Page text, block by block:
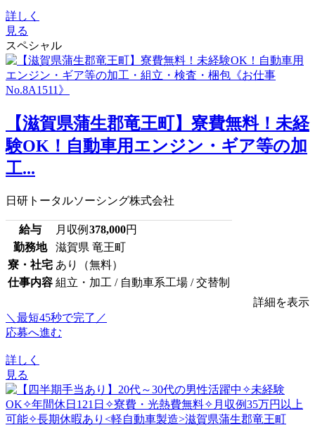
詳しく
見る
スペシャル
【滋賀県蒲生郡竜王町】寮費無料！未経
験OK！自動車用エンジン・ギア等の加
工...
日研トータルソーシング株式会社
給与 月収例 378,000円
勤務地
滋賀県 竜王町
寮・社宅 あり（無料）
仕事内容 組立・加工 / 自動車系工場 / 交替制
詳細を表示
＼最短45秒で完了／
応募へ進む
詳しく
見る